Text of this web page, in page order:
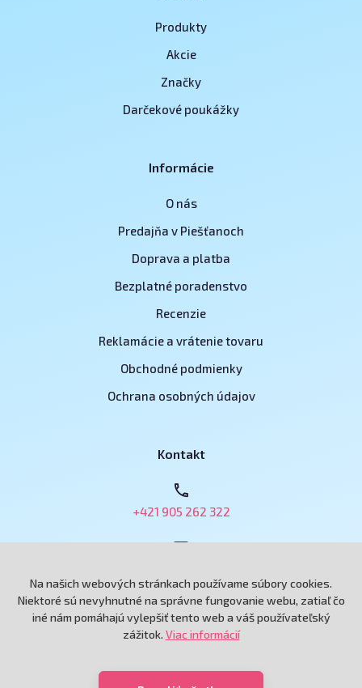
Produkty
Akcie
Značky
Darčekové poukážky
Informácie
O nás
Predajňa v Piešťanoch
Doprava a platba
Bezplatné poradenstvo
Recenzie
Reklamácie a vrátenie tovaru
Obchodné podmienky
Ochrana osobných údajov
Kontakt
+421 905 262 322
Grand Royal, spol. s r.o.
Andreja Hlinku 6433/115
Na našich webových stránkach používame súbory cookies.
Niektoré sú nevyhnutné na správne fungovanie webu, zatiaľ čo
iné nám pomáhajú vylepšiť tento web a váš používateľský
zážitok. Viac informácií